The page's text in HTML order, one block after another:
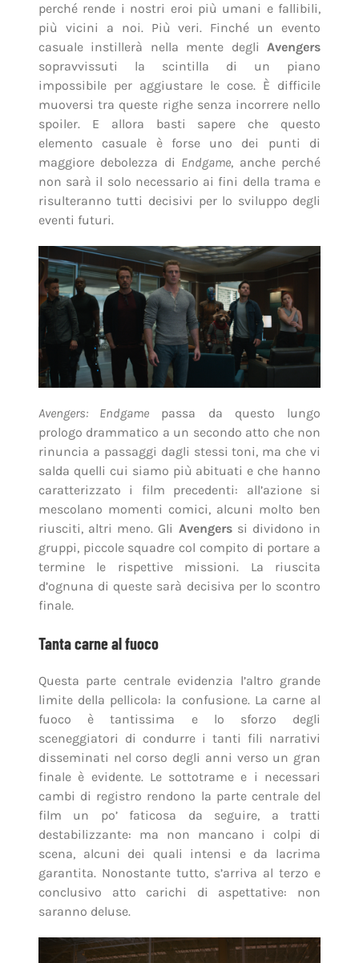
perché rende i nostri eroi più umani e fallibili,
più vicini a noi. Più veri. Finché un evento
casuale instillerà nella mente degliAvengers
sopravvissuti la scintilla di un piano
impossibile per aggiustare le cose. È difficile
muoversi tra queste righe senza incorrere nello
spoiler. E allora basti sapere che questo
elemento casuale è forse uno dei punti di
maggiore debolezza di Endgame, anche perché
non sarà il solo necessario ai fini della trama e
risulteranno tutti decisivi per lo sviluppo degli
eventi futuri.
Avengers: Endgame passa da questo lungo
prologo drammatico a un secondo atto che non
rinuncia a passaggi dagli stessi toni, ma che vi
salda quelli cui siamo più abituati e che hanno
caratterizzato i film precedenti: all’azione si
mescolano momenti comici, alcuni molto ben
riusciti, altri meno. Gli Avengerssi dividono in
gruppi, piccole squadre col compito di portare a
termine le rispettive missioni. La riuscita
d’ognuna di queste sarà decisiva per lo scontro
finale.
Tanta carne al fuoco
Questa parte centrale evidenzia l’altro grande
limite della pellicola: la confusione. La carne al
fuoco è tantissima e lo sforzo degli
sceneggiatori di condurre i tanti fili narrativi
disseminati nel corso degli anni verso un gran
finale è evidente. Le sottotrame e i necessari
cambi di registro rendono la parte centrale del
film un po’ faticosa da seguire, a tratti
destabilizzante: ma non mancano i colpi di
scena, alcuni dei quali intensi e da lacrima
garantita. Nonostante tutto, s’arriva al terzo e
conclusivo atto carichi di aspettative: non
saranno deluse.